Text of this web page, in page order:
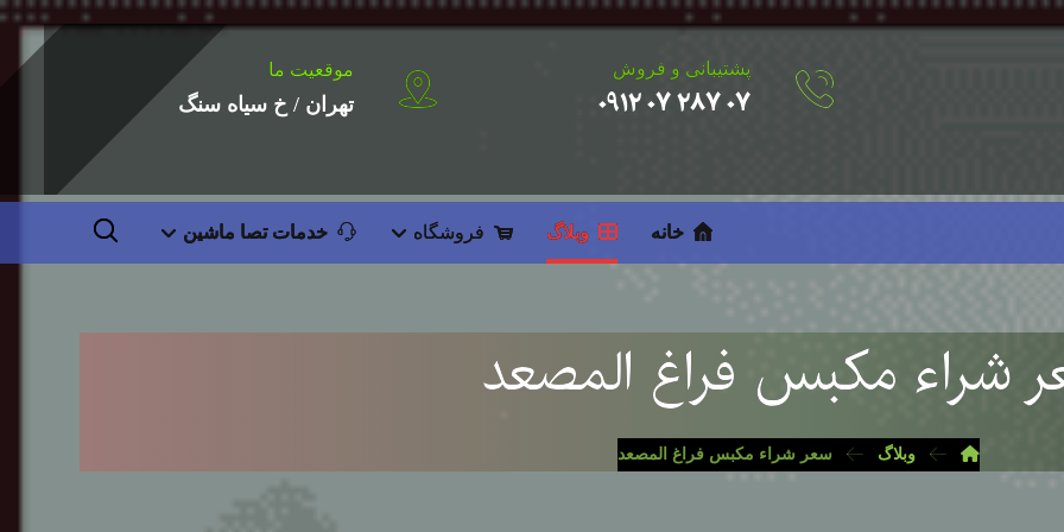
پشتیبانی و فروش
۰۷ ۲۸۷ ۰۷ ۰۹۱۲
موقعیت ما
تهران / خ سیاه سنگ
خانه وبلاگ فروشگاه خدمات تصا ماشین
شراء مكبس فراغ المصعد
وبلاگ سعر شراء مكبس فراغ المصعد